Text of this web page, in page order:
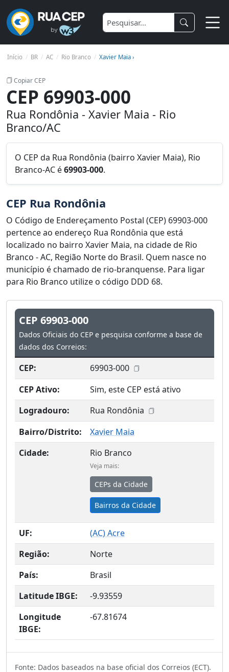
Início BR AC Rio Branco Xavier Maia ›
Copiar CEP
CEP 69903-000
Rua Rondônia - Xavier Maia - Rio
Branco/AC
O CEP da Rua Rondônia (bairro Xavier Maia), Rio
Branco-AC é69903-000.
CEP Rua Rondônia
O Código de Endereçamento Postal (CEP) 69903-000
pertence ao endereço Rua Rondônia que está
localizado no bairro Xavier Maia, na cidade de Rio
Branco - AC, Região Norte do Brasil. Quem nasce no
município é chamado de rio-branquense. Para ligar
para Rio Branco utilize o código DDD 68.
CEP 69903-000
Dados Oficiais do CEP e pesquisa conforme a base de
dados dos Correios:
CEP:
69903-000
CEP Ativo:
Sim, este CEP está ativo
Logradouro:
Rua Rondônia
Bairro/Distrito:
Xavier Maia
Cidade:
Rio Branco
Veja mais:
CEPs da Cidade
Bairros da Cidade
UF: (AC) Acre
Região:
Norte
País:
Brasil
Latitude IBGE:
-9.93559
Longitude
IBGE:
-67.81674
Fonte: Dados baseados na base oficial dos Correios (ECT).